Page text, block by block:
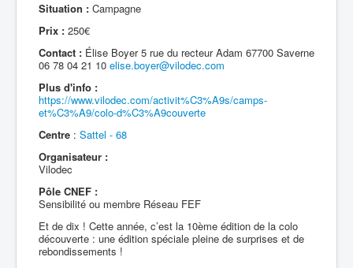
Situation : Campagne
Prix : 250€
Contact : Élise Boyer 5 rue du recteur Adam 67700 Saverne
06 78 04 21 10 elise.boyer@vilodec.com
Plus d'info :
https://www.vilodec.com/activit%C3%A9s/camps-
et%C3%A9/colo-d%C3%A9couverte
Centre : Sattel - 68
Organisateur :
Vilodec
Pôle CNEF :
Sensibilité ou membre Réseau FEF
Et de dix ! Cette année, c’est la 10ème édition de la colo
découverte : une édition spéciale pleine de surprises et de
rebondissements !